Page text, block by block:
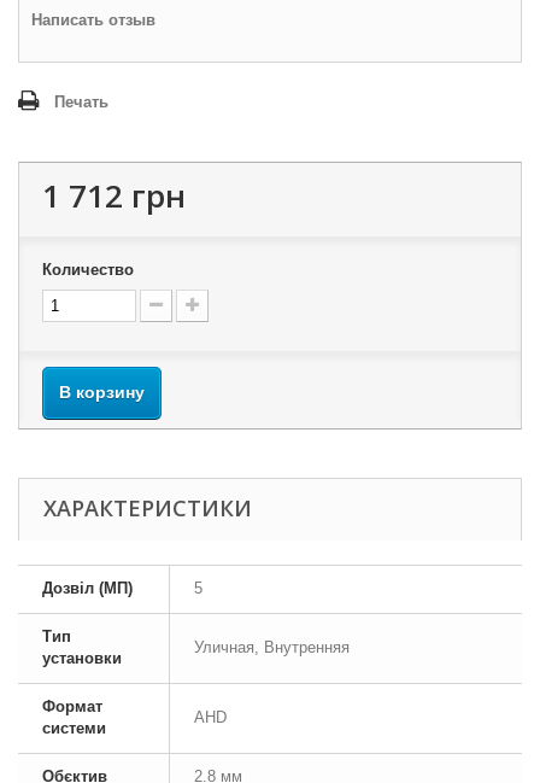
Написать отзыв
Печать
1 712 грн
Количество
В корзину
ХАРАКТЕРИСТИКИ
Дозвіл (МП) 5
Тип
установки
Уличная, Внутренняя
Формат
системи
AHD
Обєктив 2.8 мм